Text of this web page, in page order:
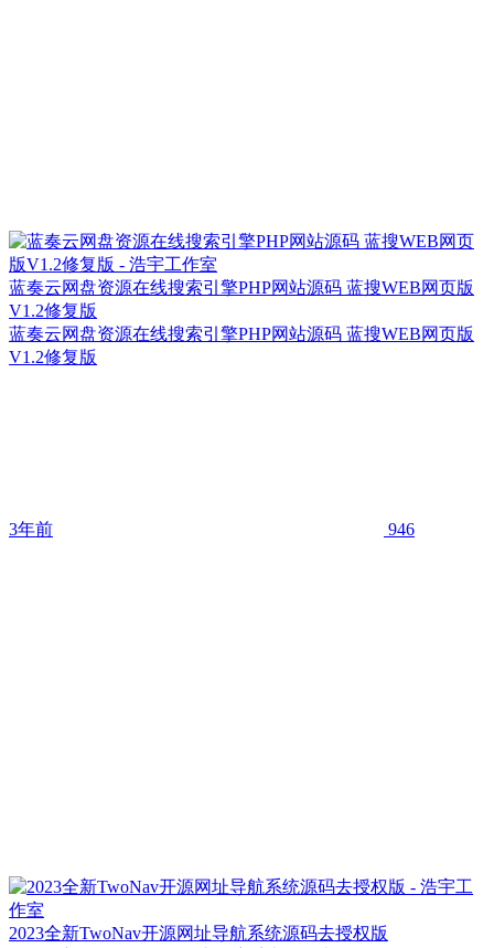
蓝奏云网盘资源在线搜索引擎PHP网站源码 蓝搜WEB网页版
V1.2修复版
蓝奏云网盘资源在线搜索引擎PHP网站源码 蓝搜WEB网页版
V1.2修复版
3年前 946
2023全新TwoNav开源网址导航系统源码去授权版